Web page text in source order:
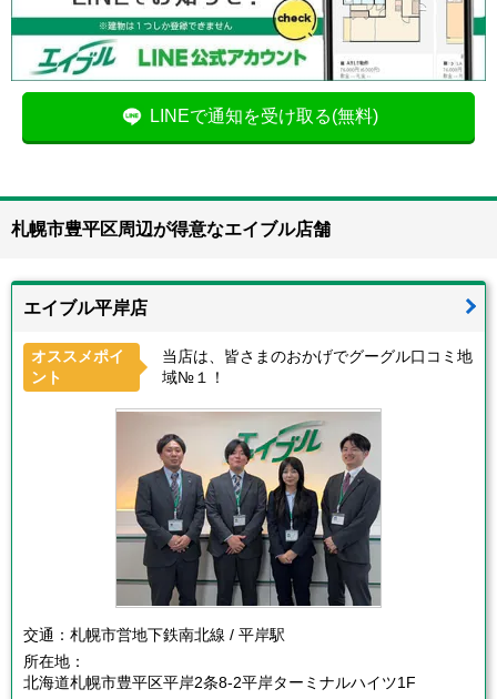
LINEで通知を受け取る(無料)
札幌市豊平区周辺が得意なエイブル店舗
エイブル平岸店
オススメポイ
ント
当店は、皆さまのおかげでグーグル口コミ地
域№１！
交通： 札幌市営地下鉄南北線 / 平岸駅
所在地：
北海道札幌市豊平区平岸2条8-2平岸ターミナルハイツ1F